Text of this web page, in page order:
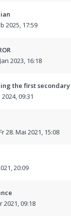
2025, 17:59
2023, 16:18
the first secondary
09:31
28. Mai 2021, 15:08
20:09
2021, 09:18